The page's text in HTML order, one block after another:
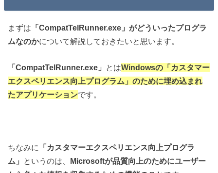
まずは 「CompatTelRunner.exe」がどういったプログラ
ムなのかについて解説しておきたいと思います。
「CompatTelRunner.exe」 とはWindowsの「カスタマー
エクスペリエンス向上プログラム」のために埋め込まれ
たアプリケーションです。
ちなみに
「カスタマーエクスペリエンス向上プログラ
ム」 というのは、 Microsoftが品質向上のためにユーザー